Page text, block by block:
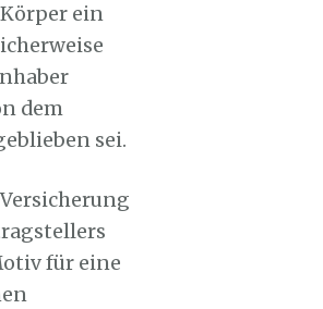
ein
dem
sei.
für eine